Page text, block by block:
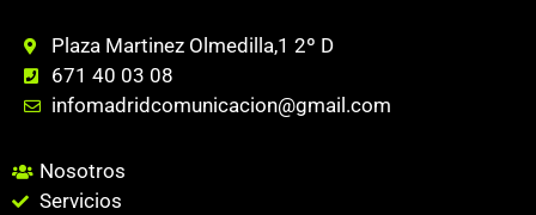
Plaza Martinez Olmedilla,1 2º D
671 40 03 08
infomadridcomunicacion@gmail.com
Nosotros
Servicios